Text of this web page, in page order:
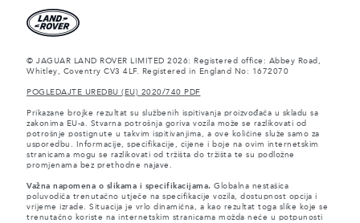
© JAGUAR LAND ROVER LIMITED 2026: Registered office: Abbey Road,
Whitley, Coventry CV3 4LF. Registered in England No: 1672070
POGLEDAJTE UREDBU (EU) 2020/740 PDF
Prikazane brojke rezultat su službenih ispitivanja proizvođača u skladu sa
zakonima EU-a. Stvarna potrošnja goriva vozila može se razlikovati od
potrošnje postignute u takvim ispitivanjima, a ove količine služe samo za
usporedbu. Informacije, specifikacije, cijene i boje na ovim internetskim
stranicama mogu se razlikovati od tržišta do tržišta te su podložne
promjenama bez prethodne najave.
Važna napomena o slikama i specifikacijama. Globalna nestašica
poluvodiča trenutačno utječe na specifikacije vozila, dostupnost opcija i
vrijeme izrade. Situacija je vrlo dinamična, a kao rezultat toga slike koje se
trenutačno koriste na internetskim stranicama možda neće u potpunosti